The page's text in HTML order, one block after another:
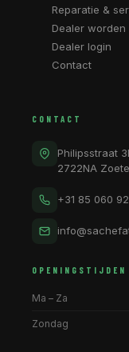
Reparatie &
Dealer worden
Dealer login
Contact
CONTACT
Philipsstraat
2722NA
+31 85 060
OPENINGSTIJDEN
Ma – Za
Zondag